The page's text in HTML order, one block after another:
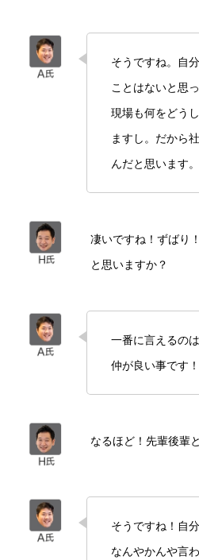
そうですね。自
ことはないと思
現場も何をどう
ますし。だから
んだと思います。
凄いですね！ずばり
と思いますか？
一番に言えるの
仲が良い事です！
なるほど！先輩後輩
そうですね！自
なんやかんや言